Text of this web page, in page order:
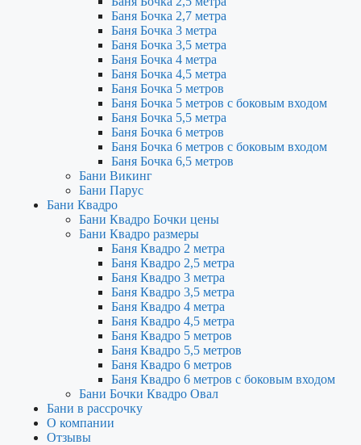
Баня Бочка 2,7 метра
Баня Бочка 3 метра
Баня Бочка 3,5 метра
Баня Бочка 4 метра
Баня Бочка 4,5 метра
Баня Бочка 5 метров
Баня Бочка 5 метров с боковым входом
Баня Бочка 5,5 метра
Баня Бочка 6 метров
Баня Бочка 6 метров с боковым входом
Баня Бочка 6,5 метров
Бани Викинг
Бани Парус
Бани Квадро
Бани Квадро Бочки цены
Бани Квадро размеры
Баня Квадро 2 метра
Баня Квадро 2,5 метра
Баня Квадро 3 метра
Баня Квадро 3,5 метра
Баня Квадро 4 метра
Баня Квадро 4,5 метра
Баня Квадро 5 метров
Баня Квадро 5,5 метров
Баня Квадро 6 метров
Баня Квадро 6 метров с боковым входом
Бани Бочки Квадро Овал
Бани в рассрочку
О компании
Отзывы